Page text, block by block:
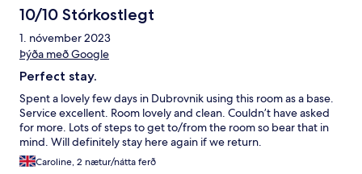
10/10 Stórkostlegt
1. nóvember 2023
Þýða með Google
Perfect stay.
Spent a lovely few days in Dubrovnik using this room as a base.
Service excellent. Room lovely and clean. Couldn’t have asked
for more. Lots of steps to get to/from the room so bear that in
mind. Will definitely stay here again if we return.
Caroline, 2 nætur/nátta ferð